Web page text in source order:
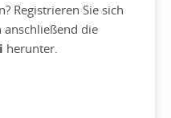
Registrieren Sie sich
anschließend die
herunter.